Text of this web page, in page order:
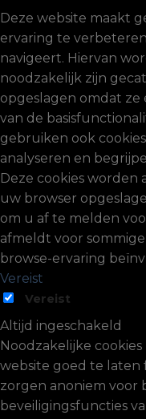
Deze website maakt
ervaring te
navigeert. Hiervan
noodzakelijk zijn
opgeslagen omdat ze
van de
gebruiken ook
analyseren en
Deze cookies
uw browser
om u af te melden
afmeldt voor
browse-ervaring
Vereist
Vereist
Altijd ingeschakeld
Noodzakelijke
website goed te laten
zorgen anoniem voor
beveiligingsfuncties